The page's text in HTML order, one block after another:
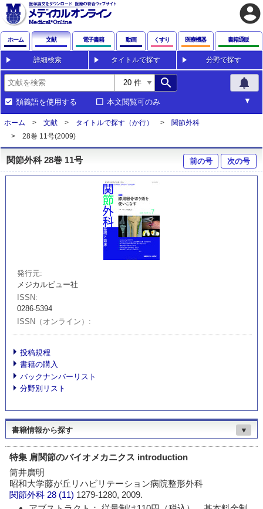
account_circle
ホーム 文献 電子書籍 動画 くすり 医療機器 書籍通販
詳細検索 タイトルで探す 分野で探す
search notifications
類義語を使用する 本文閲覧可のみ
ホーム 文献 タイトルで探す（か行）
関節外科
28巻 11号(2009)
関節外科 28巻 11号 前の号 次の号
発行元
メジカルビュー社
ISSN
0286-5394
ISSN（オンライン）
投稿規程
書籍の購入
バックナンバーリスト
分野別リスト
書籍情報から探す ▼
特集 肩関節のバイオメカニクス introduction
筒井廣明
昭和大学藤が丘リハビリテーション病院整形外科
関節外科 28 (11) 1279-1280, 2009.